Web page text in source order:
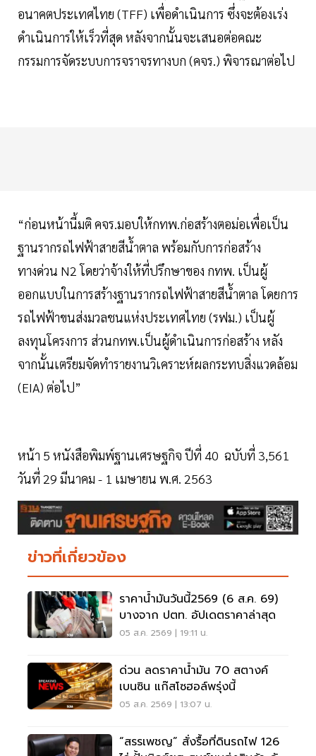
อนาคตประเทศไทย (TFF) เพื่อดำเนินการ ซึ่งจะต้องเร่ง
ดำเนินการให้เร็วที่สุด หลังจากนั้นจะเสนอต่อคณะ
กรรมการจัดระบบการจราจรทางบก (คจร.) พิจารณาต่อไป
“ก่อนหน้านี้มติ คจร.มอบให้กทพ.ก่อสร้างตอม่อเพื่อเป็น
ฐานรากรถไฟฟ้าสายสีน้ำตาล พร้อมกับการก่อสร้าง
ทางด่วน N2 โดยว่าจ้างให้ที่ปรึกษาของ กทพ. เป็นผู้
ออกแบบในการสร้างฐานรากรถไฟฟ้าสายสีน้ำตาล โดยการ
รถไฟฟ้าขนส่งมวลชนแห่งประเทศไทย (รฟม.) เป็นผู้
ลงทุนโครงการ ส่วนกทพ.เป็นผู้ดำเนินการก่อสร้าง หลัง
จากนั้นเตรียมจัดทำรายงานวิเคราะห์ผลกระทบสิ่งแวดล้อม
(EIA) ต่อไป”
หน้า 5 หนังสือพิมพ์ฐานเศรษฐกิจ ปีที่ 40 ฉบับที่ 3,561
วันที่ 29 มีนาคม - 1 เมษายน พ.ศ. 2563
ข่าวที่เกี่ยวข้อง
ราคาน้ำมันวันนี้2569 (6 ส.ค. 69)
บางจาก ปตท. อัปเดตราคาล่าสุด
05 ส.ค. 2569 | 19:11 น.
ด่วน ลดราคาน้ำมัน 70 สตางค์
เบนซิน แก๊สโซฮอล์พรุ่งนี้
05 ส.ค. 2569 | 13:07 น.
“สรรเพชญ” สั่งรื้อที่ดินรถไฟ 126